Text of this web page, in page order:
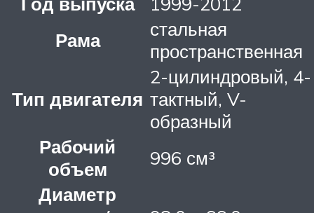
Рама
стальная
пространственная
Тип двигателя
2-цилиндровый, 4-
тактный, V-
образный
Рабочий
объем
996 см³
Диаметр